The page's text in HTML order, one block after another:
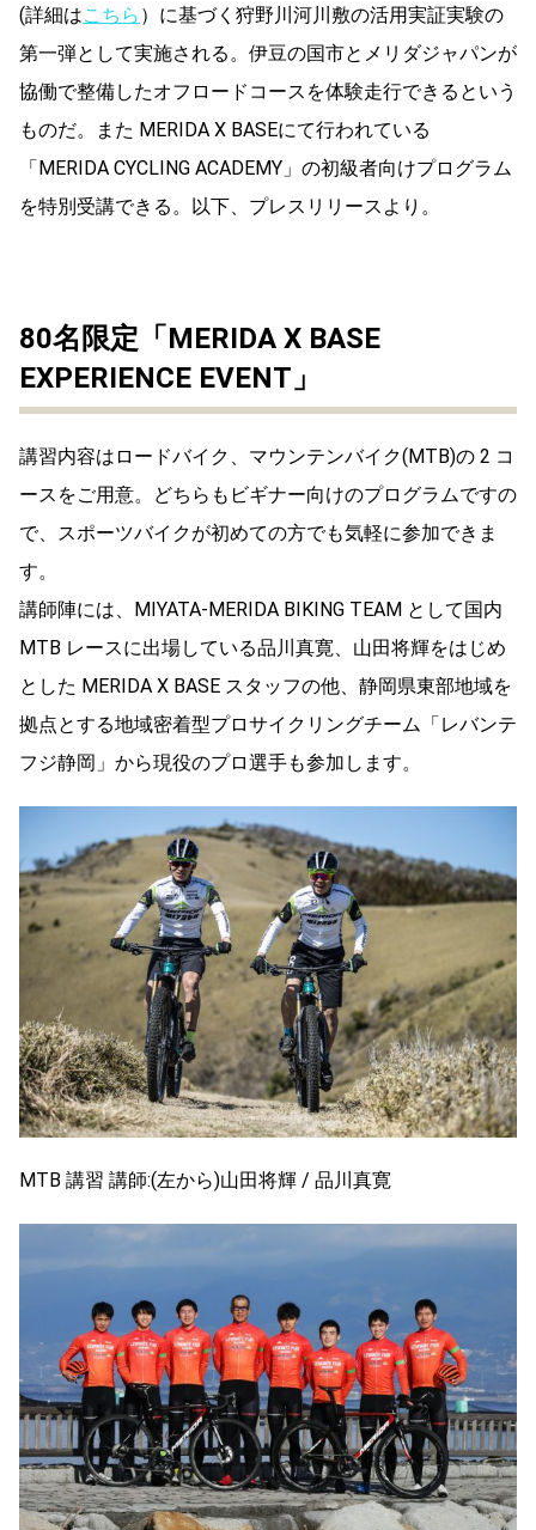
(詳細はこちら ）に基づく狩野川河川敷の活用実証実験の
第一弾として実施される。伊豆の国市とメリダジャパンが
協働で整備したオフロードコースを体験走行できるという
ものだ。また MERIDA X BASEにて行われている
「MERIDA CYCLING ACADEMY」の初級者向けプログラム
を特別受講できる。以下、プレスリリースより。
80名限定「MERIDA X BASE
EXPERIENCE EVENT」
講習内容はロードバイク、マウンテンバイク(MTB)の 2 コ
ースをご用意。どちらもビギナー向けのプログラムですの
で、スポーツバイクが初めての方でも気軽に参加できま
す。
講師陣には、MIYATA-MERIDA BIKING TEAM として国内
MTB レースに出場している品川真寛、山田将輝をはじめ
とした MERIDA X BASE スタッフの他、静岡県東部地域を
拠点とする地域密着型プロサイクリングチーム「レバンテ
フジ静岡」から現役のプロ選手も参加します。
MTB 講習 講師:(左から)山田将輝 / 品川真寛